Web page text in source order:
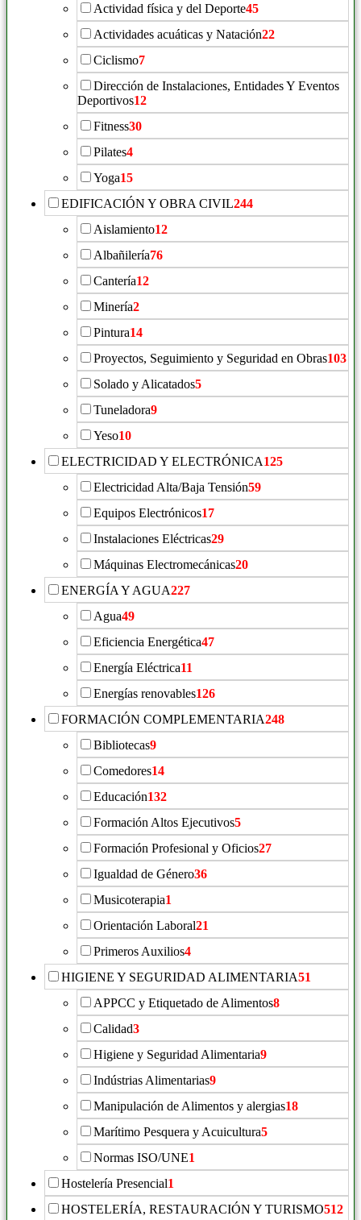
Actividad física y del Deporte45
Actividades acuáticas y Natación22
Ciclismo7
Dirección de Instalaciones, Entidades Y Eventos
Deportivos12
Fitness30
Pilates4
Yoga15
EDIFICACIÓN Y OBRA CIVIL244
Aislamiento12
Albañilería76
Cantería12
Minería2
Pintura14
Proyectos, Seguimiento y Seguridad en Obras103
Solado y Alicatados5
Tuneladora9
Yeso10
ELECTRICIDAD Y ELECTRÓNICA125
Electricidad Alta/Baja Tensión59
Equipos Electrónicos17
Instalaciones Eléctricas29
Máquinas Electromecánicas20
ENERGÍA Y AGUA227
Agua49
Eficiencia Energética47
Energía Eléctrica11
Energías renovables126
FORMACIÓN COMPLEMENTARIA248
Bibliotecas9
Comedores14
Educación132
Formación Altos Ejecutivos5
Formación Profesional y Oficios27
Igualdad de Género36
Musicoterapia1
Orientación Laboral21
Primeros Auxilios4
HIGIENE Y SEGURIDAD ALIMENTARIA51
APPCC y Etiquetado de Alimentos8
Calidad3
Higiene y Seguridad Alimentaria9
Indústrias Alimentarias9
Manipulación de Alimentos y alergias18
Marítimo Pesquera y Acuicultura5
Normas ISO/UNE1
Hostelería Presencial1
HOSTELERÍA, RESTAURACIÓN Y TURISMO512